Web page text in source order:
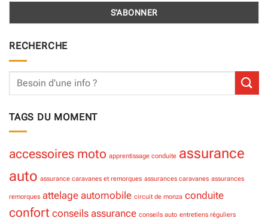
RECHERCHE
TAGS DU MOMENT
accessoires moto apprentissage conduite assurance
auto assurance caravanes et remorques assurances caravanes assurances
remorques attelage automobile circuit de monza conduite
confort conseils assurance conseils auto entretiens réguliers